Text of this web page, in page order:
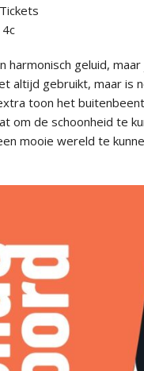
harmonisch geluid,
altijd gebruikt, maar is
toon het
om de schoonheid te
mooie wereld te